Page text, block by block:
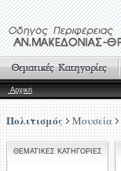
Αρχική
Πολιτισμός Μουσεία
ΘΕΜΑΤΙΚΕΣ ΚΑΤΗΓΟΡΙΕΣ